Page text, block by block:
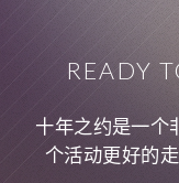
READY
十年之约是一个
个活动更好的